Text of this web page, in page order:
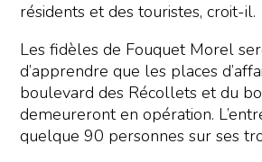
résidents et des touristes, croit-il.
Les fidèles de Fouquet Morel
d’apprendre que les places
boulevard des Récollets et du
demeureront en opération.
quelque 90 personnes sur ses